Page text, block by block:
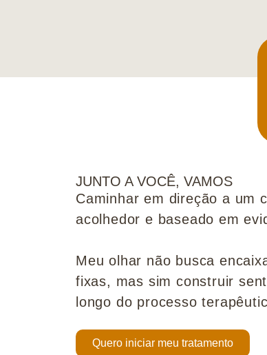
JUNTO A VOCÊ, VAMOS
Caminhar em direção a um
acolhedor e baseado em
Meu olhar não busca
fixas, mas sim construir
longo do processo
Quero iniciar meu tratamento